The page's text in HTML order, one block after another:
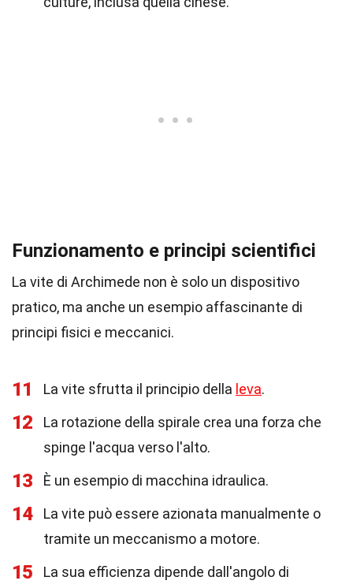
Funzionamento e principi scientifici
La vite di Archimede non è solo un dispositivo
pratico, ma anche un esempio affascinante di
principi fisici e meccanici.
11 La vite sfrutta il principio della leva.
12
La rotazione della spirale crea una forza che
spinge l'acqua verso l'alto.
13 È un esempio di macchina idraulica.
14
La vite può essere azionata manualmente o
tramite un meccanismo a motore.
15
La sua efficienza dipende dall'angolo di